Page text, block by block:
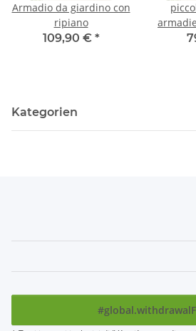
Armadio da giardino con
ripiano
109,90 € *
Kategorien